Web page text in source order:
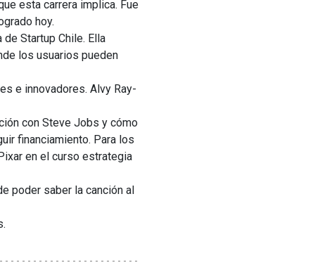
esta carrera implica. Fue
hoy.
Startup Chile. Ella
los usuarios pueden
e innovadores. Alvy Ray-
con Steve Jobs y cómo
financiamiento. Para los
en el curso estrategia
poder saber la canción al